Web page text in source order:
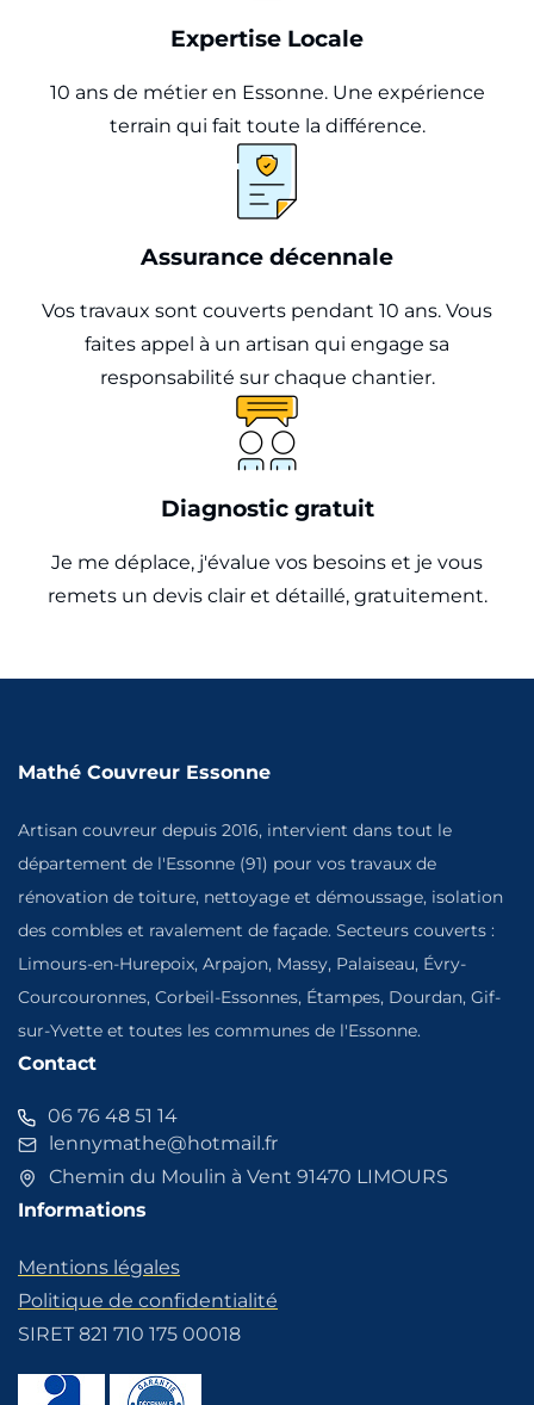
Expertise Locale
10 ans de métier en Essonne. Une expérience
terrain qui fait toute la différence.
Assurance décennale
Vos travaux sont couverts pendant 10 ans. Vous
faites appel à un artisan qui engage sa
responsabilité sur chaque chantier.
Diagnostic gratuit
Je me déplace, j'évalue vos besoins et je vous
remets un devis clair et détaillé, gratuitement.
Mathé Couvreur Essonne
Artisan couvreur depuis 2016, intervient dans tout le
département de l'Essonne (91) pour vos travaux de
rénovation de toiture, nettoyage et démoussage, isolation
des combles et ravalement de façade. Secteurs couverts :
Limours-en-Hurepoix, Arpajon, Massy, Palaiseau, Évry-
Courcouronnes, Corbeil-Essonnes, Étampes, Dourdan, Gif-
sur-Yvette et toutes les communes de l'Essonne.
Contact
06 76 48 51 14
lennymathe@hotmail.fr
Chemin du Moulin à Vent 91470 LIMOURS
Informations
Mentions légales
Politique de confidentialité
SIRET 821 710 175 00018